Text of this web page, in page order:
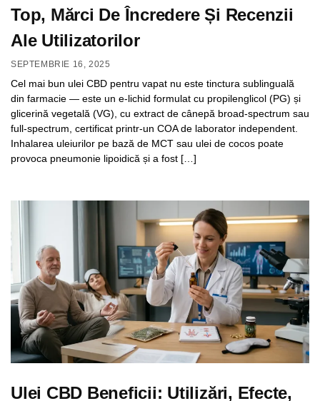
Top, Mărci De Încredere Și Recenzii
Ale Utilizatorilor
SEPTEMBRIE 16, 2025
Cel mai bun ulei CBD pentru vapat nu este tinctura sublinguală
din farmacie — este un e-lichid formulat cu propilenglicol (PG) și
glicerină vegetală (VG), cu extract de cânepă broad-spectrum sau
full-spectrum, certificat printr-un COA de laborator independent.
Inhalarea uleiurilor pe bază de MCT sau ulei de cocos poate
provoca pneumonie lipoidică și a fost […]
Ulei CBD Beneficii: Utilizări, Efecte,